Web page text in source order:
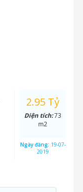
2.95 Tỷ
Diện tích:73
m2
Ngày đăng: 19-07-
2019